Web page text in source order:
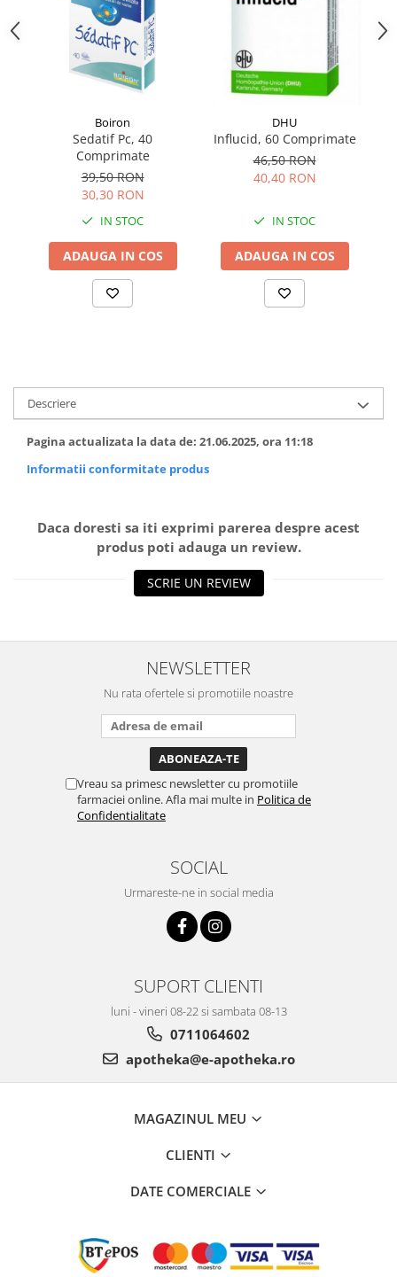
Boiron
Sedatif Pc, 40
Comprimate
39,50 RON
30,30 RON
IN STOC
ADAUGA IN COS
DHU
Influcid, 60 Comprimate
46,50 RON
40,40 RON
IN STOC
ADAUGA IN COS
Descriere
Pagina actualizata la data de: 21.06.2025, ora 11:18
Informatii conformitate produs
Daca doresti sa iti exprimi parerea despre acest
produs poti adauga un review.
SCRIE UN REVIEW
NEWSLETTER
Nu rata ofertele si promotiile noastre
Vreau sa primesc newsletter cu promotiile
farmaciei online. Afla mai multe in Politica de
Confidentialitate
SOCIAL
Urmareste-ne in social media
SUPORT CLIENTI
luni - vineri 08-22 si sambata 08-13
0711064602
apotheka@e-apotheka.ro
MAGAZINUL MEU
CLIENTI
DATE COMERCIALE